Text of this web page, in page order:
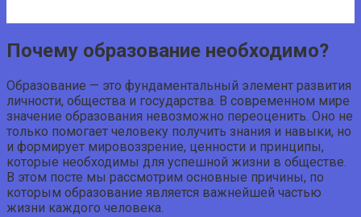
Почему образование необходимо?
Образование — это фундаментальный элемент развития
личности, общества и государства. В современном мире
значение образования невозможно переоценить. Оно не
только помогает человеку получить знания и навыки, но
и формирует мировоззрение, ценности и принципы,
которые необходимы для успешной жизни в обществе.
В этом посте мы рассмотрим основные причины, по
которым образование является важнейшей частью
жизни каждого человека.